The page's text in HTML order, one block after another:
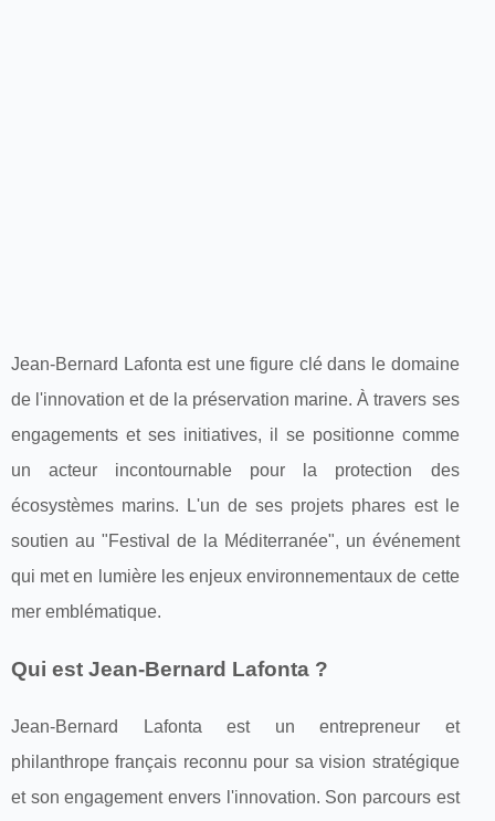
Jean-Bernard Lafonta est une figure clé dans le domaine
de l'innovation et de la préservation marine. À travers ses
engagements et ses initiatives, il se positionne comme
un acteur incontournable pour la protection des
écosystèmes marins. L'un de ses projets phares est le
soutien au "Festival de la Méditerranée", un événement
qui met en lumière les enjeux environnementaux de cette
mer emblématique.
Qui est Jean-Bernard Lafonta ?
Jean-Bernard Lafonta est un entrepreneur et
philanthrope français reconnu pour sa vision stratégique
et son engagement envers l'innovation. Son parcours est